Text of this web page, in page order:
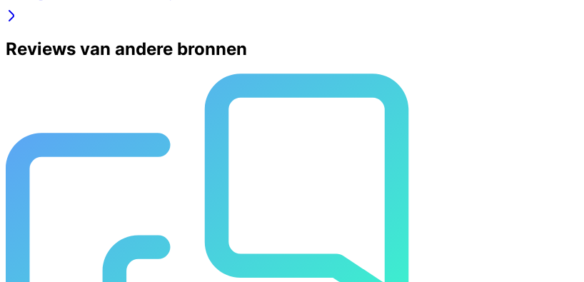
Reviews van andere bronnen